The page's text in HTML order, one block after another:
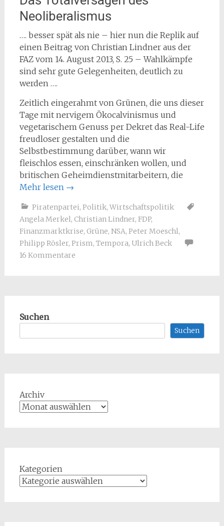
Neoliberalismus
…. besser spät als nie – hier nun die Replik auf
einen Beitrag von Christian Lindner aus der
FAZ vom 14. August 2013, S. 25 – Wahlkämpfe
sind sehr gute Gelegenheiten, deutlich zu
werden ….
Zeitlich eingerahmt von Grünen, die uns dieser
Tage mit nervigem Ökocalvinismus und
vegetarischem Genuss per Dekret das Real-Life
freudloser gestalten und die
Selbstbestimmung darüber, wann wir
fleischlos essen, einschränken wollen, und
britischen Geheimdienstmitarbeitern, die
Mehr lesen →
Piratenpartei, Politik, Wirtschaftspolitik
Angela Merkel, Christian Lindner, FDP,
Finanzmarktkrise, Grüne, NSA, Peter Moeschl,
Philipp Rösler, Prism, Tempora, Ulrich Beck
16 Kommentare
Suchen
Suchen
Archiv
Kategorien